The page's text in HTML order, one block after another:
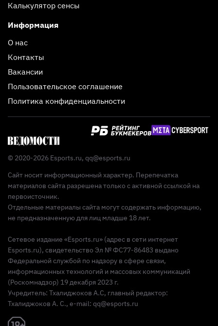
Калькулятор сенсы
Информация
О нас
Контакты
Вакансии
Пользовательское соглашение
Политика конфиденциальности
© 2020-2026 Esports.ru, qq@esports.ru
Сайт носит информационный характер. Перепечатка
материалов сайта разрешена только с активной ссылкой на
первоисточник.
Отдельные материалы сайта могут содержать информацию,
не предназначенную для лиц младше 18 лет.
Сетевое издание «Esports.ru» (адрес в сети интернет
Esports.ru), свидетельство Эл № ФС77-86483 выдано
Федеральной службой по надзору в сфере связи,
информационных технологий и массовых коммуникаций
(Роскомнадзор) 19 декабря 2023 г.
Учредитель: Тхалиджоков А.С, главный редактор:
Тхалиджоков А. С., e-mail: qq@esports.ru